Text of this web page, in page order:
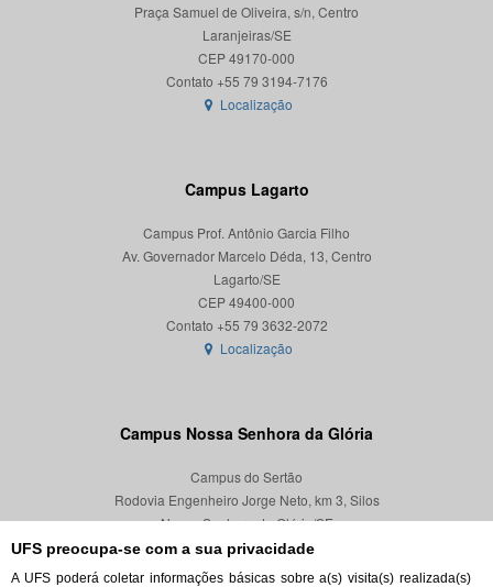
UFS preocupa-se com a sua privacidade
A UFS poderá coletar informações básicas sobre a(s) visita(s) realizada(s)
Praça Samuel de Oliveira, s/n, Centro
Laranjeiras/SE
CEP 49170-000
Localização
Campus Lagarto
Campus Prof. Antônio Garcia Filho
Av. Governador Marcelo Déda, 13, Centro
Lagarto/SE
CEP 49400-000
Localização
Campus Nossa Senhora da Glória
Campus do Sertão
Rodovia Engenheiro Jorge Neto, km 3, Silos
Nossa Senhora da Glória/SE
CEP 49680-000